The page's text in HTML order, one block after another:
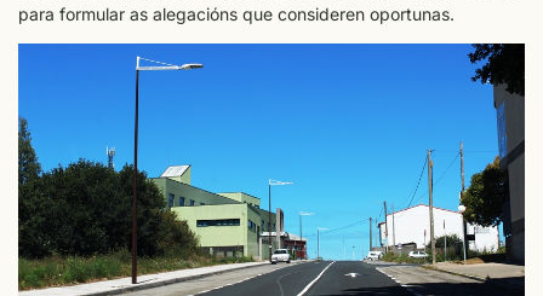
para formular as alegacións que consideren oportunas.